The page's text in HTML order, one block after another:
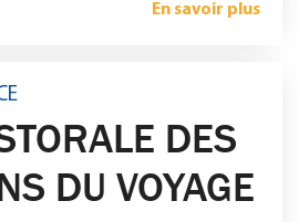
En savoir plus
DES
DU VOYAGE